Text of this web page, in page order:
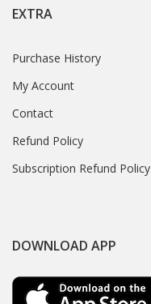
EXTRA
Purchase History
My Account
Contact
Refund Policy
Subscription Refund Policy
DOWNLOAD APP